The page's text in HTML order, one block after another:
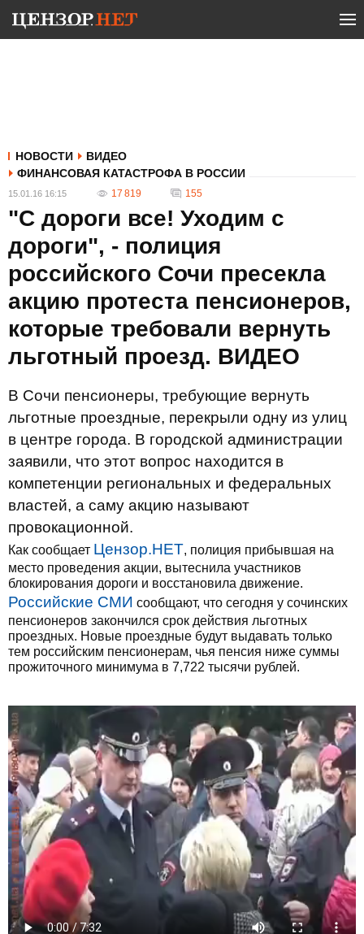
НОВОСТИ
ВИДЕО
ФИНАНСОВАЯ КАТАСТРОФА В РОССИИ
15.01.16 16:15 17 819 155
"С дороги все! Уходим с
дороги", - полиция
российского Сочи пресекла
акцию протеста пенсионеров,
которые требовали вернуть
льготный проезд. ВИДЕО
В Сочи пенсионеры, требующие вернуть
льготные проездные, перекрыли одну из улиц
в центре города. В городской администрации
заявили, что этот вопрос находится в
компетенции региональных и федеральных
властей, а саму акцию называют
провокационной.
Как сообщает Цензор.НЕТ, полиция прибывшая на
место проведения акции, вытеснила участников
блокирования дороги и восстановила движение.
Российские СМИ сообщают, что сегодня у сочинских
пенсионеров закончился срок действия льготных
проездных. Новые проездные будут выдавать только
тем российским пенсионерам, чья пенсия ниже суммы
прожиточного минимума в 7,722 тысячи рублей.